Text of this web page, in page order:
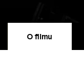
O filmu